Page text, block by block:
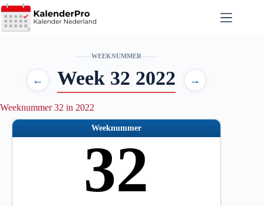
Ga
naar
de
WEEKNUMMER
← Week 32 2022 →
Weeknummer 32 in 2022
Weeknummer
32